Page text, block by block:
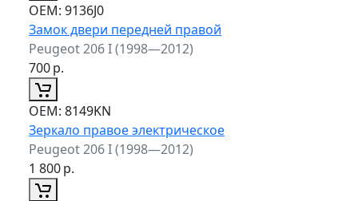
ОЕМ: 9136J0
Замок двери передней правой
Peugeot 206 I (1998—2012)
700р.
ОЕМ: 8149KN
Зеркало правое электрическое
Peugeot 206 I (1998—2012)
1 800р.